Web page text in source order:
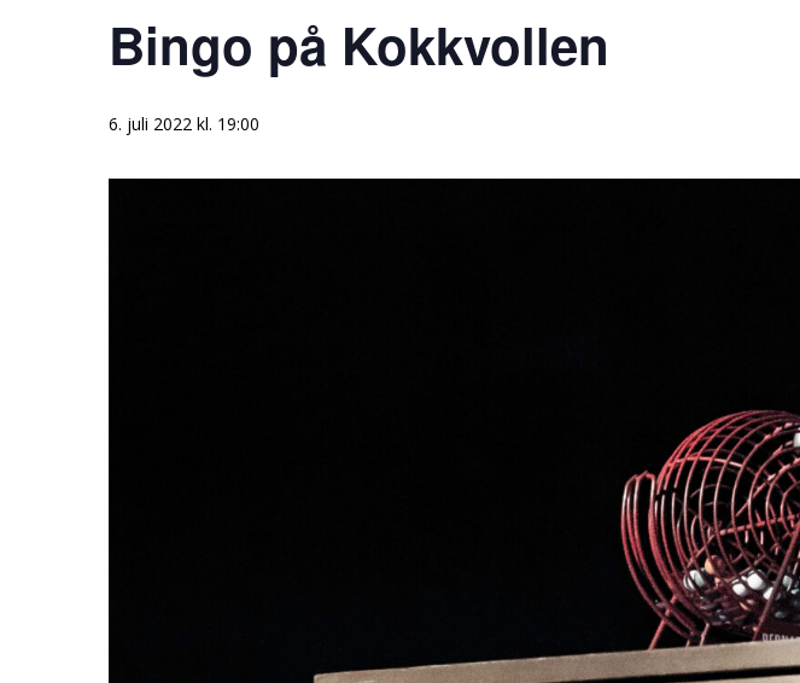
Bingo på Kokkvollen
6. juli 2022 kl. 19:00